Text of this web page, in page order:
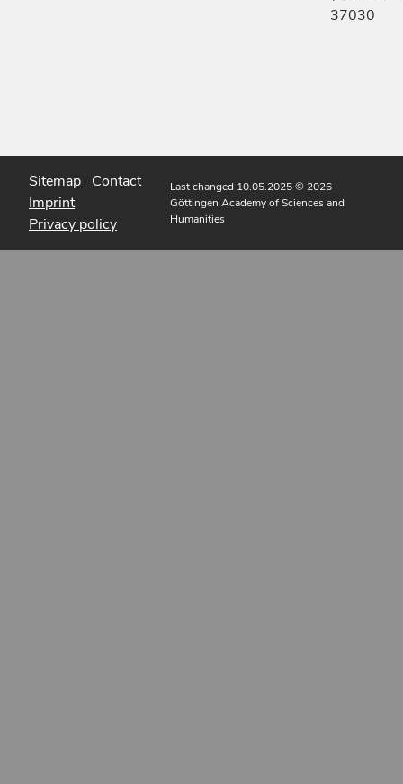
37030
Sitemap Contact
Imprint
Privacy policy
Last changed 10.05.2025© 2026
Göttingen Academy of Sciences and
Humanities